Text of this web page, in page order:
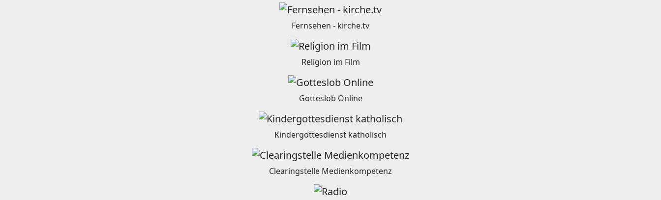
Fernsehen - kirche.tv
Religion im Film
Gotteslob Online
Kindergottesdienst katholisch
Clearingstelle Medienkompetenz